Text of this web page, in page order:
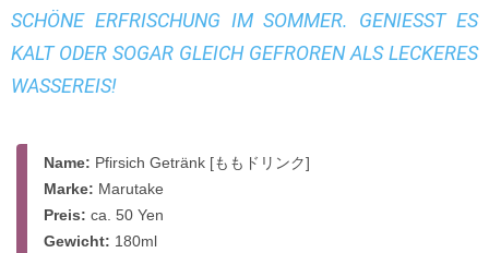
SCHÖNE ERFRISCHUNG IM SOMMER. GENIESST ES K
ALT ODER SOGAR GLEICH GEFROREN ALS LECKERES W
ASSEREIS!
Name: Pfirsich Getränk [ももドリンク]
Marke: Marutake
Preis: ca. 50 Yen
Gewicht: 180ml